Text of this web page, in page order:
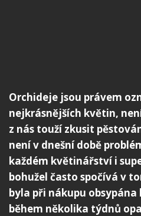
Orchideje jsou právem
nejkrásnějších květin,
z nás touží zkusit
není v dnešní době
každém květinářství i
bohužel často spočívá v
byla při nákupu
během několika týdnů